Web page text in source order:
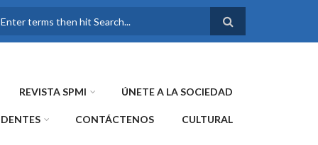
FORMULARIO DE
REVISTA SPMI ÚNETE A LA SOCIEDAD
CONTÁCTENOS CULTURAL